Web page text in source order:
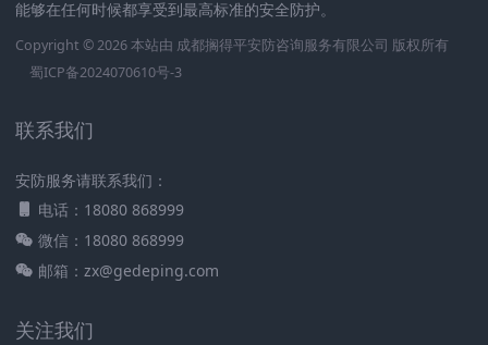
能够在任何时候都享受到最高标准的安全防护。
Copyright © 2026 本站由 成都搁得平安防咨询服务有限公司 版权所有
蜀ICP备2024070610号-3
联系我们
安防服务请联系我们：
电话：18080 868999
微信：18080 868999
邮箱：zx@gedeping.com
关注我们